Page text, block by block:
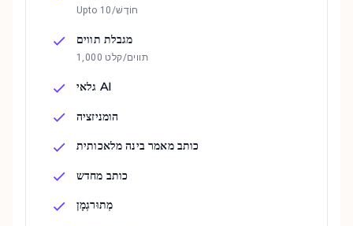
Upto 10/חוֹדֶשׁ
מגבלת תווים
1,000 תווים/קלט
גלאי AI
הומניזציה
כותב מאמר בינה מלאכותית
כותב מחדש
מְתוּרגְמָן